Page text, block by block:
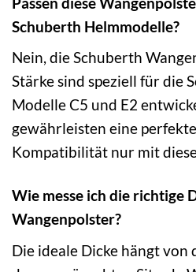
Schuberth Helmmodelle?
Nein, die Schuberth
Stärke sind speziell für die
Modelle C5 und E2
gewährleisten eine
Kompatibilität nur mit
Wie messe ich die richtige
Wangenpolster?
Die ideale Dicke hängt von